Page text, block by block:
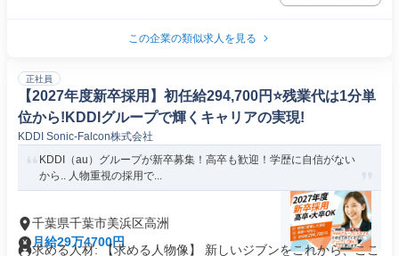
この企業の類似求人を見る
正社員
【2027年度新卒採用】初任給294,700円⭐️残業代は1分単
位から!KDDIグループで輝くキャリアの実現!
KDDI Sonic-Falcon株式会社
KDDI（au）グループが新卒募集！高卒も歓迎！学歴に自信がない
から.. 人物重視の採用で...
千葉県千葉市美浜区高洲
月給29万4700円
求める人材: 【求める人物像】 新しいジブンをこれから、ここ